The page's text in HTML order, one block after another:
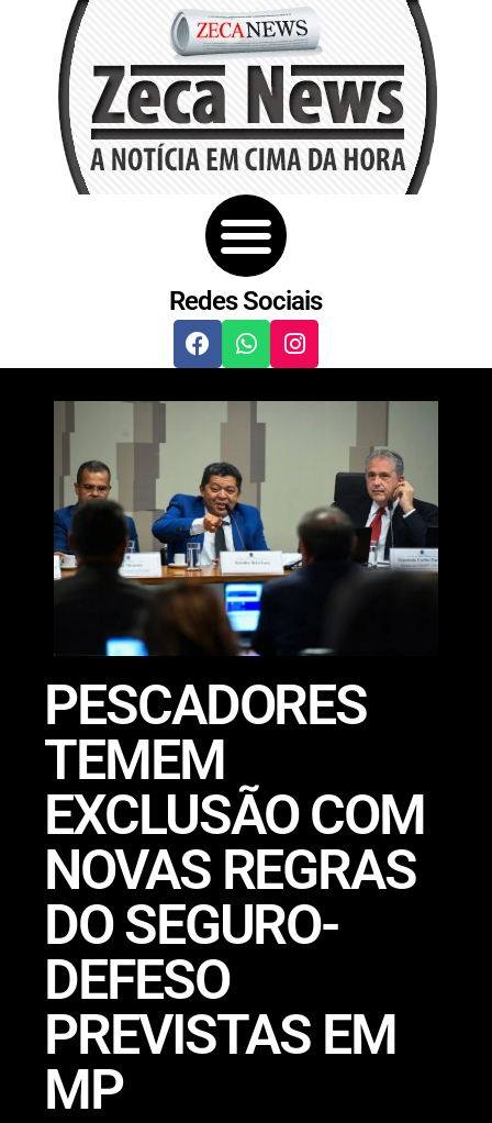
Redes Sociais
PESCADORES
TEMEM
EXCLUSÃO COM
NOVAS REGRAS
DO SEGURO-
DEFESO
PREVISTAS EM
MP